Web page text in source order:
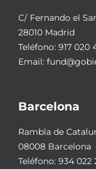
C/ Fernando el
28010 Madrid
Teléfono: 917 020
Email:
Barcelona
Rambla de
08008 Barcelona
Teléfono: 934 022